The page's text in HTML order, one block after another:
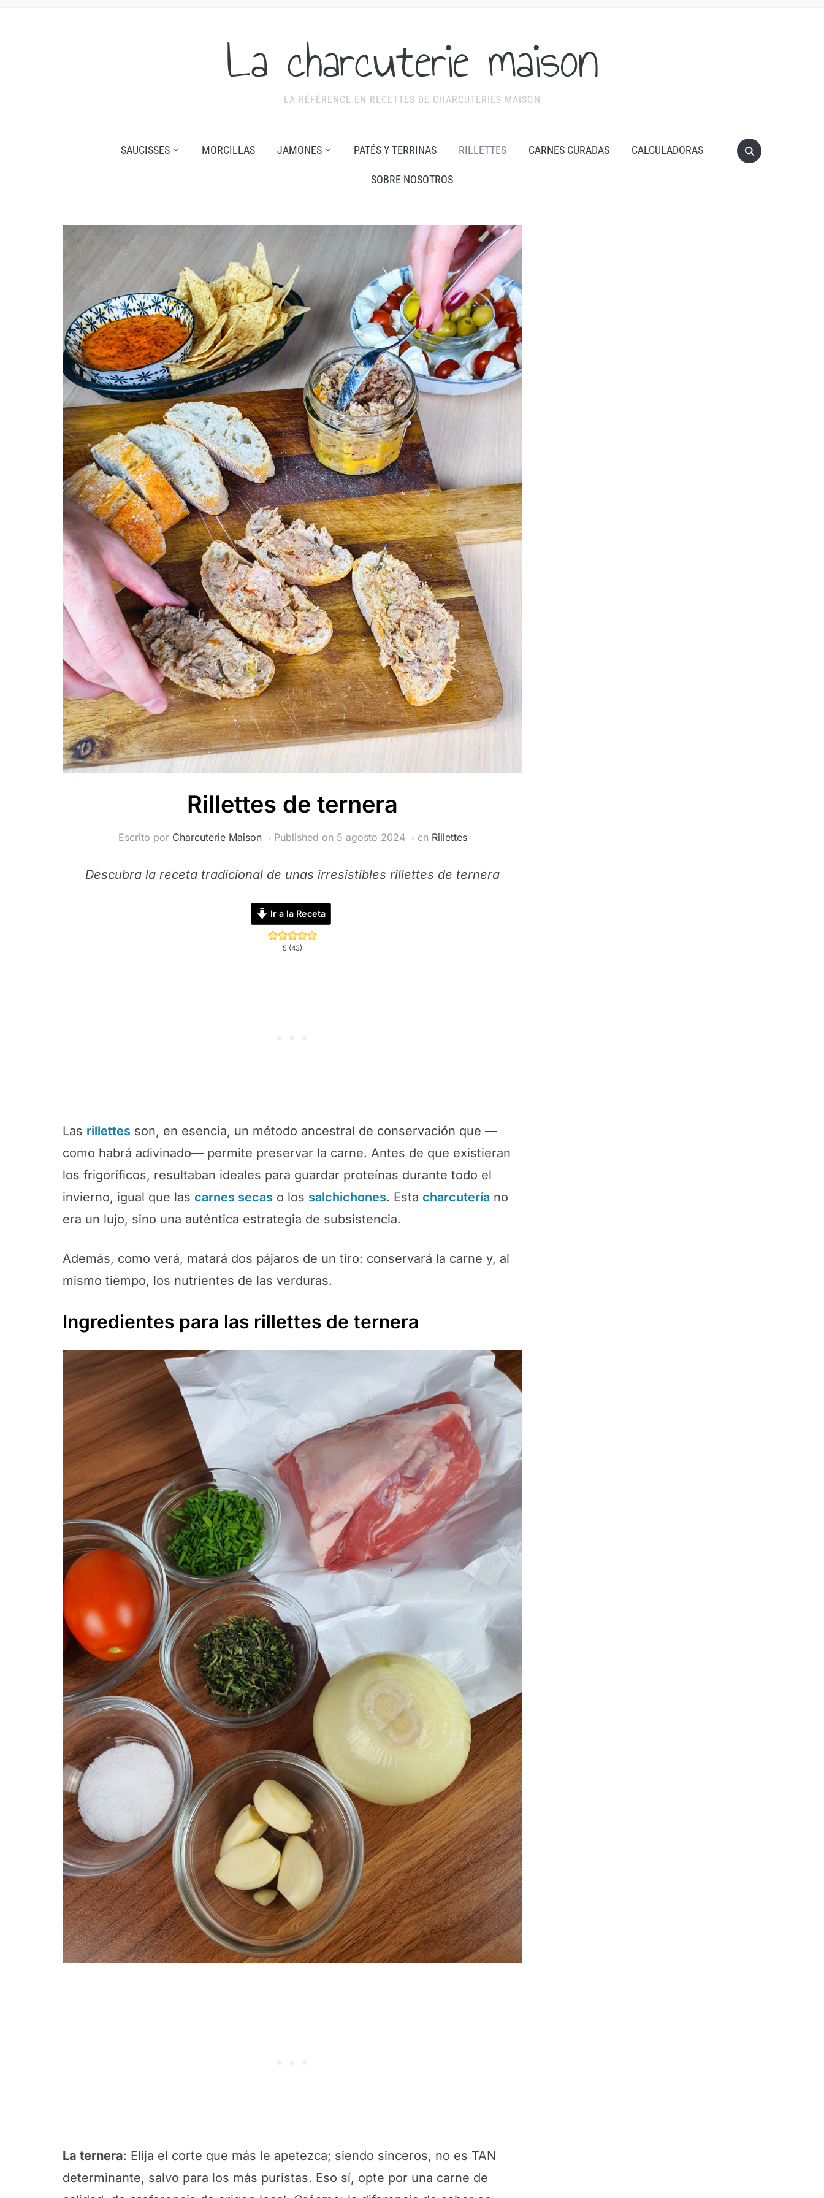
La charcuterie maison
LA RÉFÉRENCE EN RECETTES DE CHARCUTERIES MAISON
SAUCISSES MORCILLAS JAMONES PATÉS Y TERRINAS RILLETTES CARNES CURADAS CALCULADORAS
SOBRE NOSOTROS
Rillettes de ternera
Escrito por Charcuterie Maison Published on 5 agosto 2024 en Rillettes
Descubra la receta tradicional de unas irresistibles rillettes de ternera
Ir a la Receta
5 (43)
Las rillettes son, en esencia, un método ancestral de conservación que —
como habrá adivinado— permite preservar la carne. Antes de que existieran
los frigoríficos, resultaban ideales para guardar proteínas durante todo el
invierno, igual que las carnes secas o los salchichones. Esta charcutería no
era un lujo, sino una auténtica estrategia de subsistencia.
Además, como verá, matará dos pájaros de un tiro: conservará la carne y, al
mismo tiempo, los nutrientes de las verduras.
Ingredientes para las rillettes de ternera
La ternera: Elija el corte que más le apetezca; siendo sinceros, no es TAN
determinante, salvo para los más puristas. Eso sí, opte por una carne de